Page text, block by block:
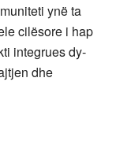
ynë ta
cilësore i hap
integrues dy-
dhe